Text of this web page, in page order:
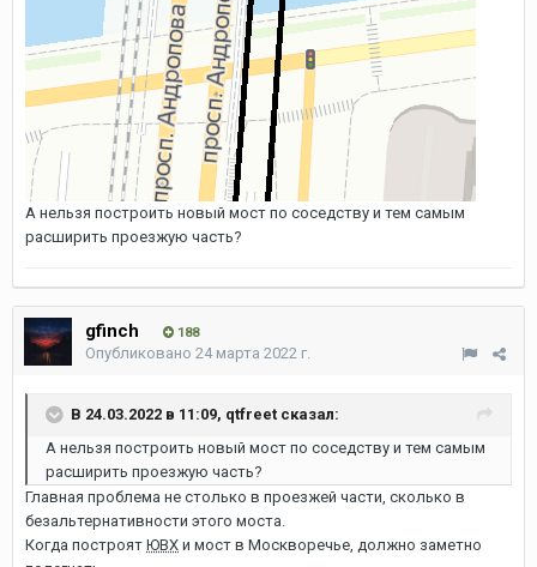
А нельзя построить новый мост по соседству и тем самым
расширить проезжую часть?
gfinch 188
Опубликовано 24 марта 2022 г.
В 24.03.2022 в 11:09, qtfreet сказал:
А нельзя построить новый мост по соседству и тем самым
расширить проезжую часть?
Главная проблема не столько в проезжей части, сколько в
безальтернативности этого моста.
Когда построят ЮВХ и мост в Москворечье, должно заметно